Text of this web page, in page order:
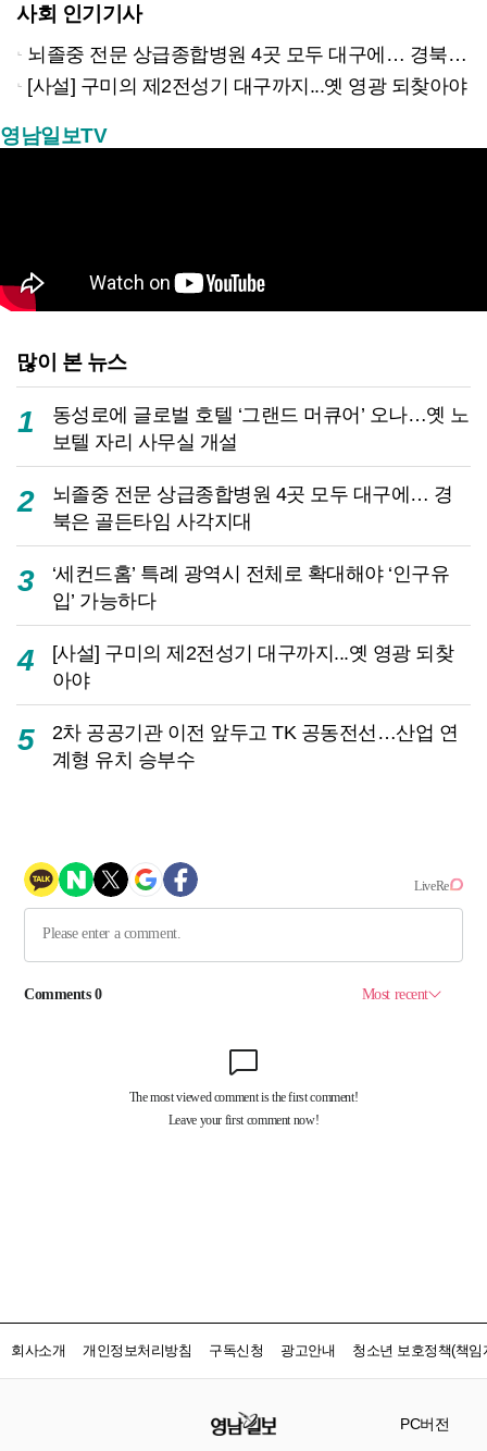
사회 인기기사
뇌졸중 전문 상급종합병원 4곳 모두 대구에… 경북은 골든타임 사각지대
[사설] 구미의 제2전성기 대구까지...옛 영광 되찾아야
영남일보TV
많이 본 뉴스
1
동성로에 글로벌 호텔 ‘그랜드 머큐어’ 오나…옛 노
보텔 자리 사무실 개설
2
뇌졸중 전문 상급종합병원 4곳 모두 대구에… 경
북은 골든타임 사각지대
3
‘세컨드홈’ 특례 광역시 전체로 확대해야 ‘인구유
입’ 가능하다
4
[사설] 구미의 제2전성기 대구까지...옛 영광 되찾
아야
5
2차 공공기관 이전 앞두고 TK 공동전선…산업 연
계형 유치 승부수
회사소개 개인정보처리방침 구독신청 광고안내 청소년 보호정책(책임
PC버전